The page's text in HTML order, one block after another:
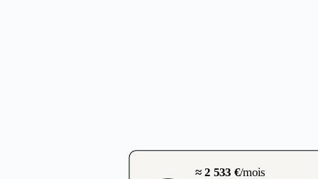
≈ 2 533 €/mois